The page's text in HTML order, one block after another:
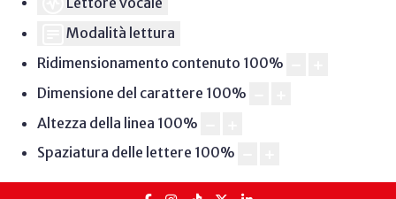
Modalità lettura
Ridimensionamento contenuto 100%
Dimensione del carattere 100%
Altezza della linea 100%
Spaziatura delle lettere 100%